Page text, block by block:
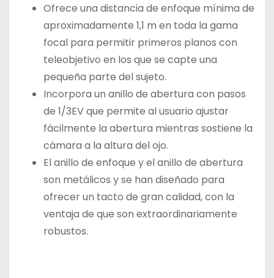
Ofrece una distancia de enfoque mínima de
aproximadamente 1,1 m en toda la gama
focal para permitir primeros planos con
teleobjetivo en los que se capte una
pequeña parte del sujeto.
Incorpora un anillo de abertura con pasos
de 1/3EV que permite al usuario ajustar
fácilmente la abertura mientras sostiene la
cámara a la altura del ojo.
El anillo de enfoque y el anillo de abertura
son metálicos y se han diseñado para
ofrecer un tacto de gran calidad, con la
ventaja de que son extraordinariamente
robustos.